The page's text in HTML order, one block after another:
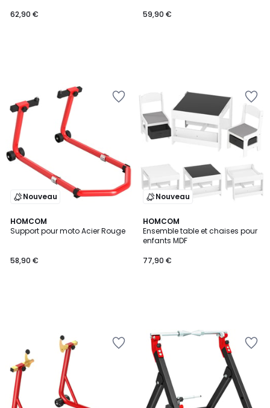
62,90 €
59,90 €
Nouveau
HOMCOM
Support pour moto Acier Rouge
58,90 €
Nouveau
HOMCOM
Ensemble table et chaises pour
enfants MDF
77,90 €